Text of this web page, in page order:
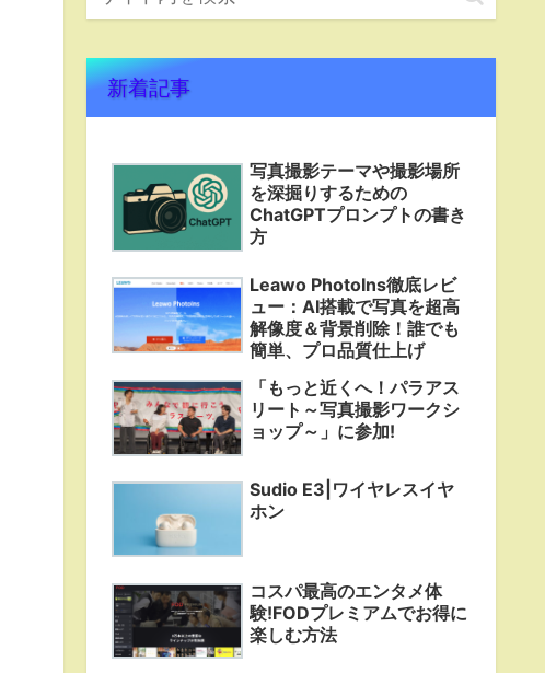
新着記事
写真撮影テーマや撮影場所
を深掘りするための
ChatGPTプロンプトの書き
方
Leawo PhotoIns徹底レビ
ュー：AI搭載で写真を超高
解像度＆背景削除！誰でも
簡単、プロ品質仕上げ
「もっと近くへ！パラアス
リート～写真撮影ワークシ
ョップ～」に参加!
Sudio E3|ワイヤレスイヤ
ホン
コスパ最高のエンタメ体
験!FODプレミアムでお得に
楽しむ方法